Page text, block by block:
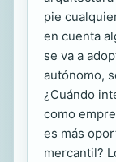
pie
en cuenta
se va a
autónomo,
¿Cuándo
como
es más
mercantil?